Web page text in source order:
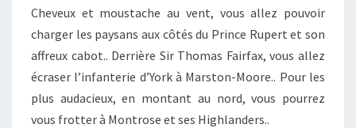
Cheveux et moustache au vent, vous allez pouvoir
charger les paysans aux côtés du Prince Rupert et son
affreux cabot.. Derrière Sir Thomas Fairfax, vous allez
écraser l’infanterie d’York à Marston-Moore.. Pour les
plus audacieux, en montant au nord, vous pourrez
vous frotter à Montrose et ses Highlanders..